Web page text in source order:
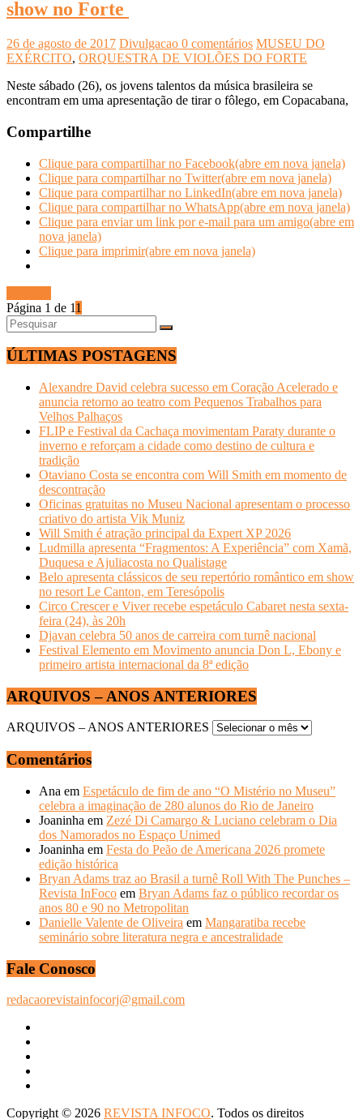
show no Forte
26 de agosto de 2017 Divulgacao 0 comentários MUSEU DO
EXÉRCITO, ORQUESTRA DE VIOLÕES DO FORTE
Neste sábado (26), os jovens talentos da música brasileira se
encontram em uma apresentação de tirar o fôlego, em Copacabana,
Compartilhe
Clique para compartilhar no Facebook(abre em nova janela)
Clique para compartilhar no Twitter(abre em nova janela)
Clique para compartilhar no LinkedIn(abre em nova janela)
Clique para compartilhar no WhatsApp(abre em nova janela)
Clique para enviar um link por e-mail para um amigo(abre em
nova janela)
Clique para imprimir(abre em nova janela)
Página 1 de 11
ÚLTIMAS POSTAGENS
Alexandre David celebra sucesso em Coração Acelerado e
anuncia retorno ao teatro com Pequenos Trabalhos para
Velhos Palhaços
FLIP e Festival da Cachaça movimentam Paraty durante o
inverno e reforçam a cidade como destino de cultura e
tradição
Otaviano Costa se encontra com Will Smith em momento de
descontração
Oficinas gratuitas no Museu Nacional apresentam o processo
criativo do artista Vik Muniz
Will Smith é atração principal da Expert XP 2026
Ludmilla apresenta “Fragmentos: A Experiência” com Xamã,
Duquesa e Ajuliacosta no Qualistage
Belo apresenta clássicos de seu repertório romântico em show
no resort Le Canton, em Teresópolis
Circo Crescer e Viver recebe espetáculo Cabaret nesta sexta-
feira (24), às 20h
Djavan celebra 50 anos de carreira com turnê nacional
Festival Elemento em Movimento anuncia Don L, Ebony e
primeiro artista internacional da 8ª edição
ARQUIVOS – ANOS ANTERIORES
ARQUIVOS – ANOS ANTERIORES
Comentários
Ana em Espetáculo de fim de ano “O Mistério no Museu”
celebra a imaginação de 280 alunos do Rio de Janeiro
Joaninha em Zezé Di Camargo & Luciano celebram o Dia
dos Namorados no Espaço Unimed
Joaninha em Festa do Peão de Americana 2026 promete
edição histórica
Bryan Adams traz ao Brasil a turnê Roll With The Punches –
Revista InFoco em Bryan Adams faz o público recordar os
anos 80 e 90 no Metropolitan
Danielle Valente de Oliveira em Mangaratiba recebe
seminário sobre literatura negra e ancestralidade
Fale Conosco
redacaorevistainfocorj@gmail.com
Copyright © 2026 REVISTA INFOCO. Todos os direitos